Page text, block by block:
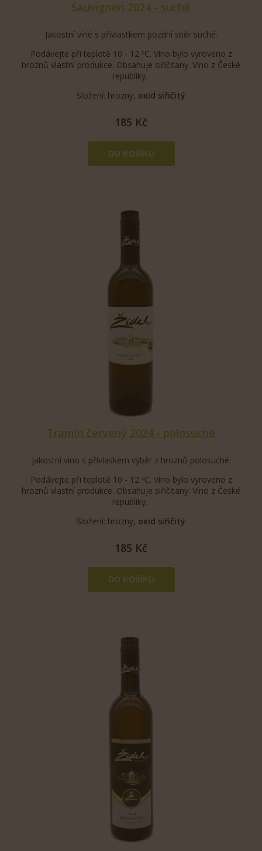
Sauvignon 2024 - suché
Jakostní víné s přívlastkem pozdní sběr suché.
Podávejte při teplotě 10 - 12 ºC. Víno bylo vyroveno z
hroznů vlastní produkce. Obsahuje siřičitany. Víno z České
republiky.
Složení: hrozny, oxid siřičitý
185 Kč
Tramín červený 2024 - polosuché
Jakostní víno s přívlaskem výběr z hroznů polosuché.
Podávejte při teplotě 10 - 12 ºC. Víno bylo vyroveno z
hroznů vlastní produkce. Obsahuje siřičitany. Víno z České
republiky.
Složení: hrozny, oxid siřičitý
185 Kč